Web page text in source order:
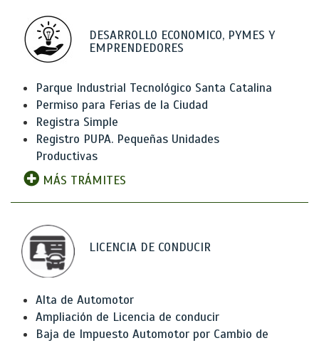
DESARROLLO ECONOMICO, PYMES Y
EMPRENDEDORES
Parque Industrial Tecnológico Santa Catalina
Permiso para Ferias de la Ciudad
Registra Simple
Registro PUPA. Pequeñas Unidades
Productivas
MÁS TRÁMITES
LICENCIA DE CONDUCIR
Alta de Automotor
Ampliación de Licencia de conducir
Baja de Impuesto Automotor por Cambio de